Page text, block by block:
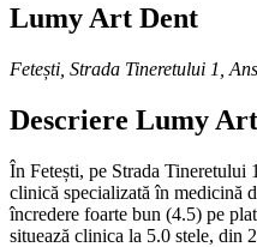
Lumy Art Dent
Fetești Strada Tineretului 1,
Descriere Lumy
În Fetești, pe Strada
clinică specializată în medicină
încredere foarte bun (4.5) pe
situează clinica la 5.0 stele, din